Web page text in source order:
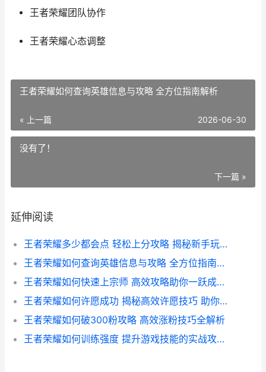
王者荣耀团队协作
王者荣耀心态调整
王者荣耀如何查询英雄信息与攻略 全方位指南解析
« 上一篇 2026-06-30
没有了！
下一篇 »
延伸阅读
王者荣耀多少都会点 轻松上分攻略 揭秘新手玩家的必备技巧与装备选择
王者荣耀如何查询英雄信息与攻略 全方位指南解析
王者荣耀如何快速上宗师 高效攻略助你一跃成为巅峰高手
王者荣耀如何许愿成功 揭秘高效许愿技巧 助你心愿成真攻略
王者荣耀如何破300粉攻略 高效涨粉技巧全解析
王者荣耀如何训练强度 提升游戏技能的实战攻略解析